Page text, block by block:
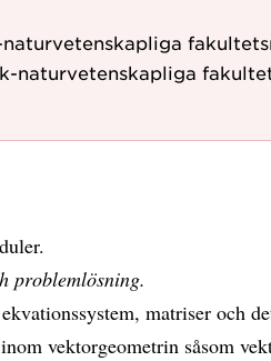
naturvetenskapliga
naturvetenskapliga
problemlösning.
matriser och
vektorgeometrin såsom